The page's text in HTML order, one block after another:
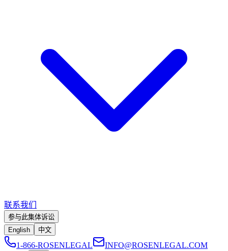
联系我们
参与此集体诉讼
English
中文
1-866-ROSENLEGAL INFO@ROSENLEGAL.COM